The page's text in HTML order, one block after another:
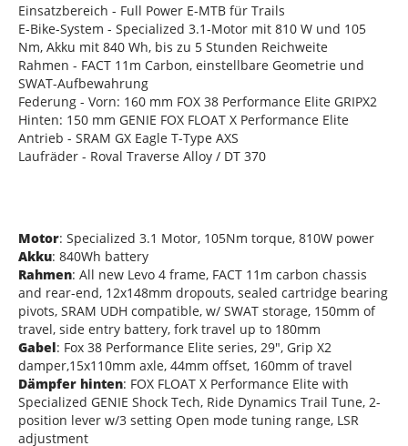
Einsatzbereich - Full Power E-MTB für Trails
E-Bike-System - Specialized 3.1-Motor mit 810 W und 105
Nm, Akku mit 840 Wh, bis zu 5 Stunden Reichweite
Rahmen - FACT 11m Carbon, einstellbare Geometrie und
SWAT-Aufbewahrung
Federung - Vorn: 160 mm FOX 38 Performance Elite GRIPX2
Hinten: 150 mm GENIE FOX FLOAT X Performance Elite
Antrieb - SRAM GX Eagle T-Type AXS
Laufräder - Roval Traverse Alloy / DT 370
Motor: Specialized 3.1 Motor, 105Nm torque, 810W power
Akku: 840Wh battery
Rahmen: All new Levo 4 frame, FACT 11m carbon chassis
and rear-end, 12x148mm dropouts, sealed cartridge bearing
pivots, SRAM UDH compatible, w/ SWAT storage, 150mm of
travel, side entry battery, fork travel up to 180mm
Gabel: Fox 38 Performance Elite series, 29", Grip X2
damper,15x110mm axle, 44mm offset, 160mm of travel
Dämpfer hinten: FOX FLOAT X Performance Elite with
Specialized GENIE Shock Tech, Ride Dynamics Trail Tune, 2-
position lever w/3 setting Open mode tuning range, LSR
adjustment